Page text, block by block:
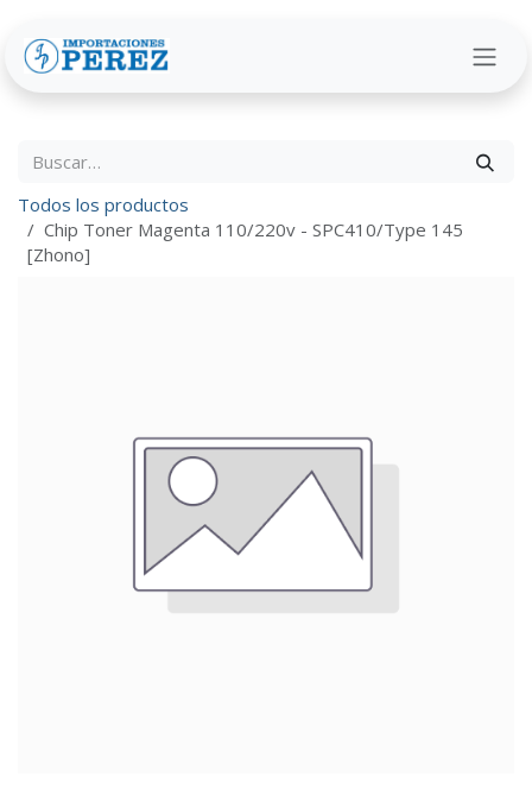
Todos los productos
Chip Toner Magenta 110/220v - SPC410/Type 145
[Zhono]